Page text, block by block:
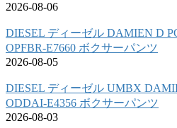
2026-08-06
DIESEL ディーゼル DAMIEN D
OPFBR-E7660 ボクサーパンツ
2026-08-05
DIESEL ディーゼル UMBX
ODDAI-E4356 ボクサーパンツ
2026-08-03